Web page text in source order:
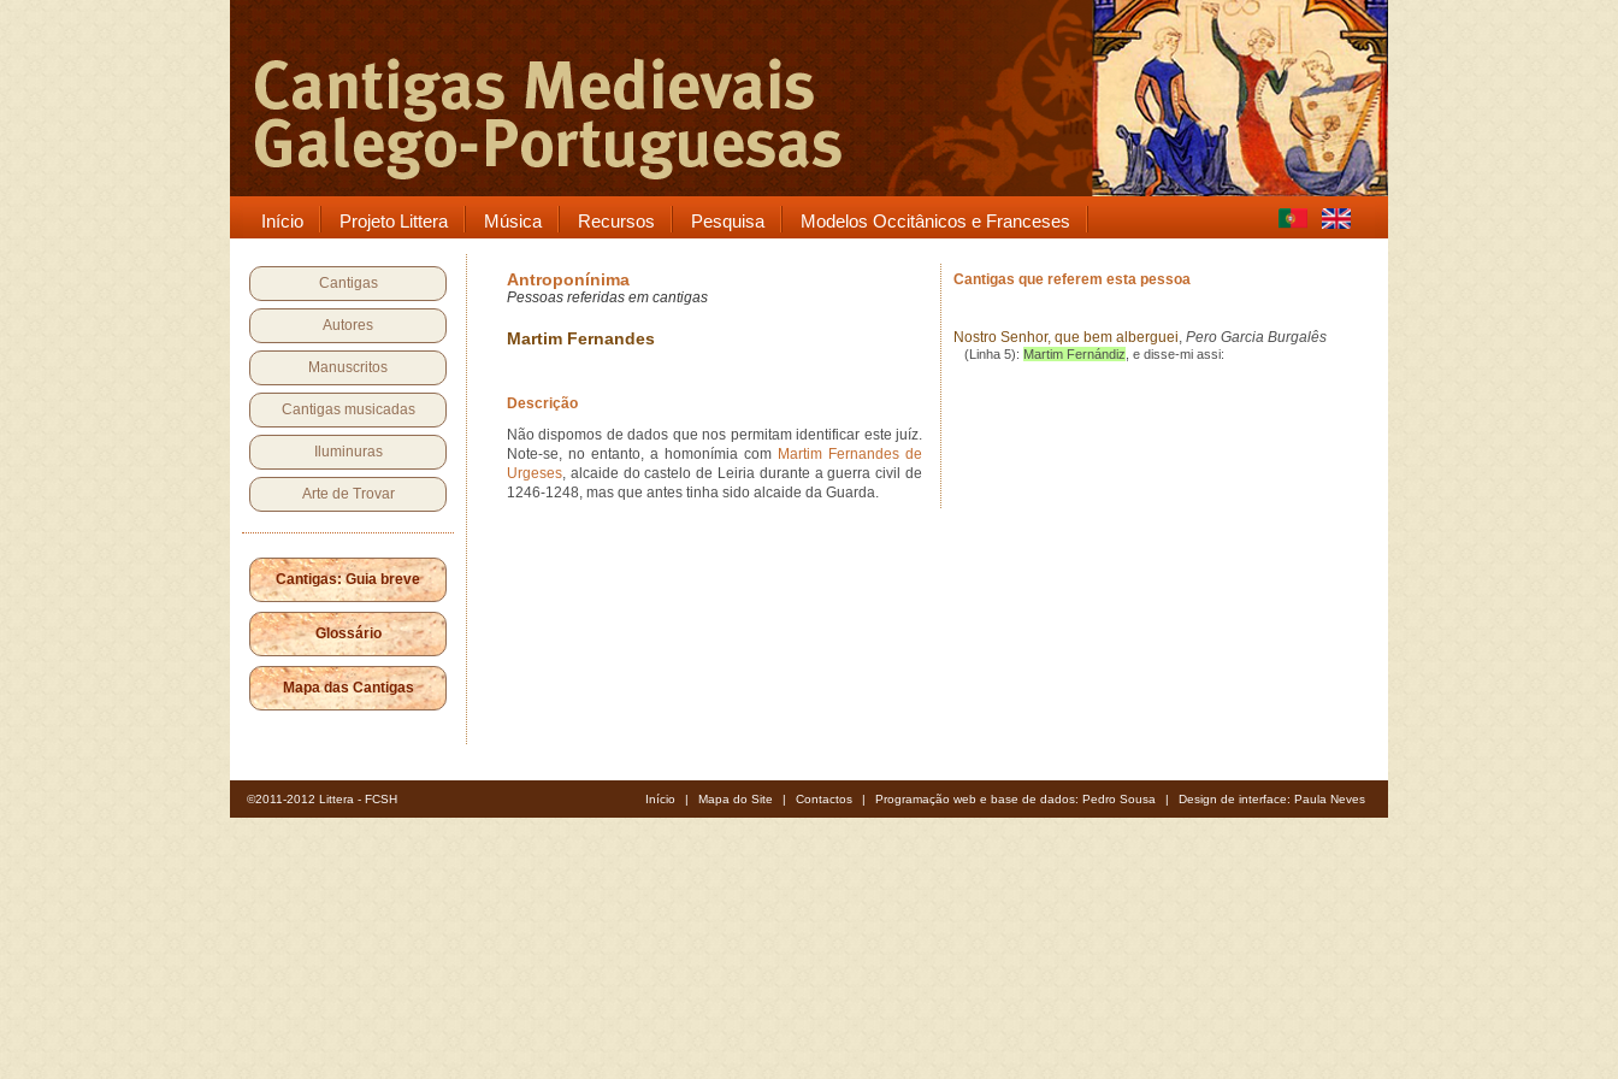
Início Projeto Littera Música Recursos Pesquisa Modelos Occitânicos e Franceses
Cantigas
Autores
Manuscritos
Cantigas musicadas
Iluminuras
Arte de Trovar
Cantigas: Guia breve
Glossário
Mapa das Cantigas
Antroponínima
Pessoas referidas em cantigas
Martim Fernandes
Descrição
Não dispomos de dados que nos permitam identificar este juíz.
Note-se, no entanto, a homonímia com Martim Fernandes de
Urgeses, alcaide do castelo de Leiria durante a guerra civil de
1246-1248, mas que antes tinha sido alcaide da Guarda.
Cantigas que referem esta pessoa
Nostro Senhor, que bem alberguei, Pero Garcia Burgalês
(Linha 5): Martim Fernándiz , e disse-mi assi:
©2011-2012 Littera - FCSH Início | Mapa do Site | Contactos | Programação web e base de dados: Pedro Sousa | Design de interface: Paula Neves